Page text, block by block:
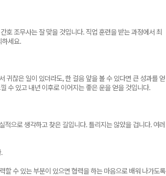
호 조무사는 잘 맞을 것입니다. 직업 훈련을 받는 과정에서 최
세요.
귀찮은 일이 있더라도, 한 걸음 앞을 볼 수 있다면 큰 성과를 얻
수 있고 내년 이후로 이어지는 좋은 운을 얻을 것입니다.
으로 생각하고 찾은 길입니다. 틀리지는 않았을 겁니다. 여러
할 수 있는 부분이 있으면 협력을 하는 마음으로 배워 나가도록